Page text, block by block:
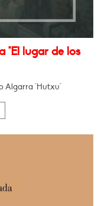
"El lugar de los
Algarra "Hutxu"